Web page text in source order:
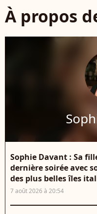
À propos
Sophie Davant : Sa
dernière soirée avec
des plus belles îles
7 août 2026 à 20:54